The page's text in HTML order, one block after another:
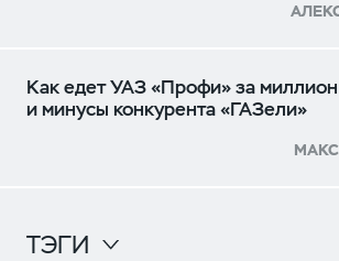
Как едет УАЗ «Профи» за
и минусы конкурента «ГАЗели»
ТЭГИ